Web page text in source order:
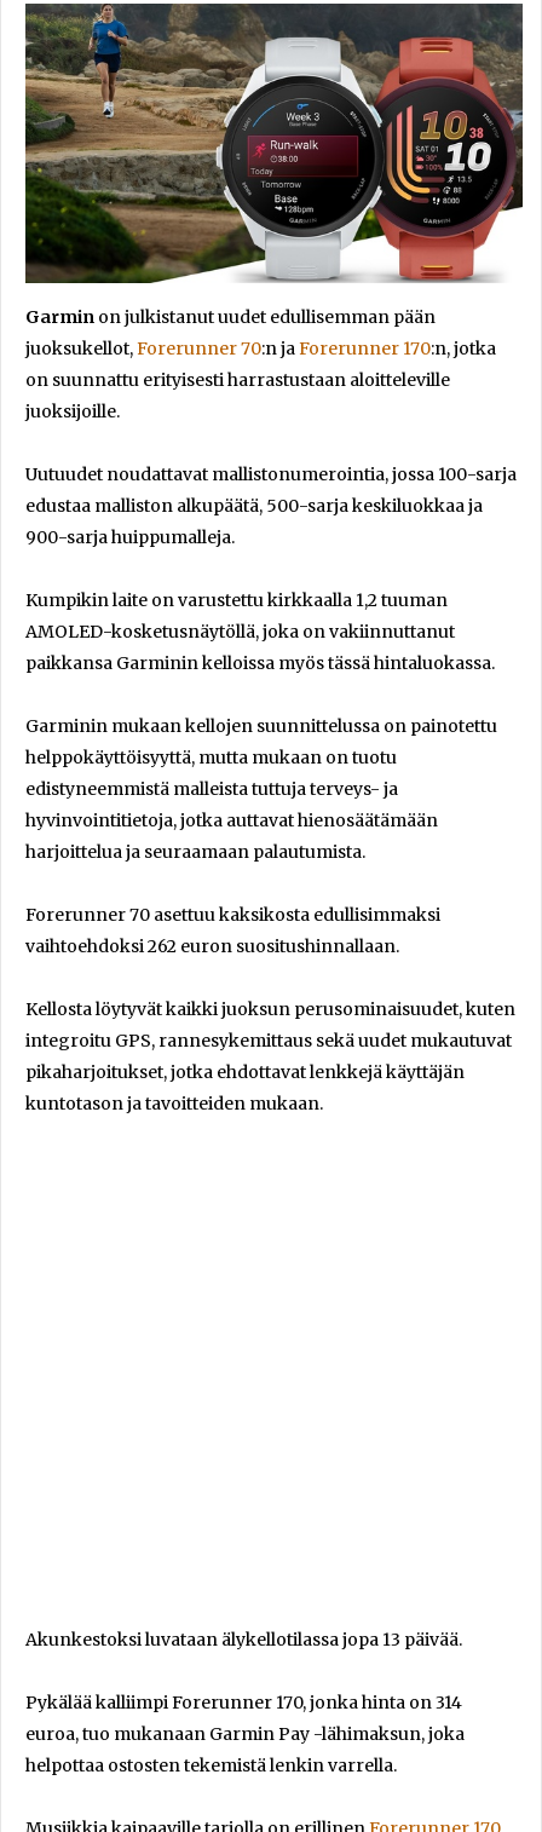
Garmin on julkistanut uudet edullisemman pään
juoksukellot,Forerunner 70:n jaForerunner 170:n, jotka
on suunnattu erityisesti harrastustaan aloitteleville
juoksijoille.
Uutuudet noudattavat mallistonumerointia, jossa 100-sarja
edustaa malliston alkupäätä, 500-sarja keskiluokkaa ja
900-sarja huippumalleja.
Kumpikin laite on varustettu kirkkaalla 1,2 tuuman
AMOLED-kosketusnäytöllä, joka on vakiinnuttanut
paikkansa Garminin kelloissa myös tässä hintaluokassa.
Garminin mukaan kellojen suunnittelussa on painotettu
helppokäyttöisyyttä, mutta mukaan on tuotu
edistyneemmistä malleista tuttuja terveys- ja
hyvinvointitietoja, jotka auttavat hienosäätämään
harjoittelua ja seuraamaan palautumista.
Forerunner 70 asettuu kaksikosta edullisimmaksi
vaihtoehdoksi 262 euron suositushinnallaan.
Kellosta löytyvät kaikki juoksun perusominaisuudet, kuten
integroitu GPS, rannesykemittaus sekä uudet mukautuvat
pikaharjoitukset, jotka ehdottavat lenkkejä käyttäjän
kuntotason ja tavoitteiden mukaan.
Akunkestoksi luvataan älykellotilassa jopa 13 päivää.
Pykälää kalliimpi Forerunner 170, jonka hinta on 314
euroa, tuo mukanaan Garmin Pay -lähimaksun, joka
helpottaa ostosten tekemistä lenkin varrella.